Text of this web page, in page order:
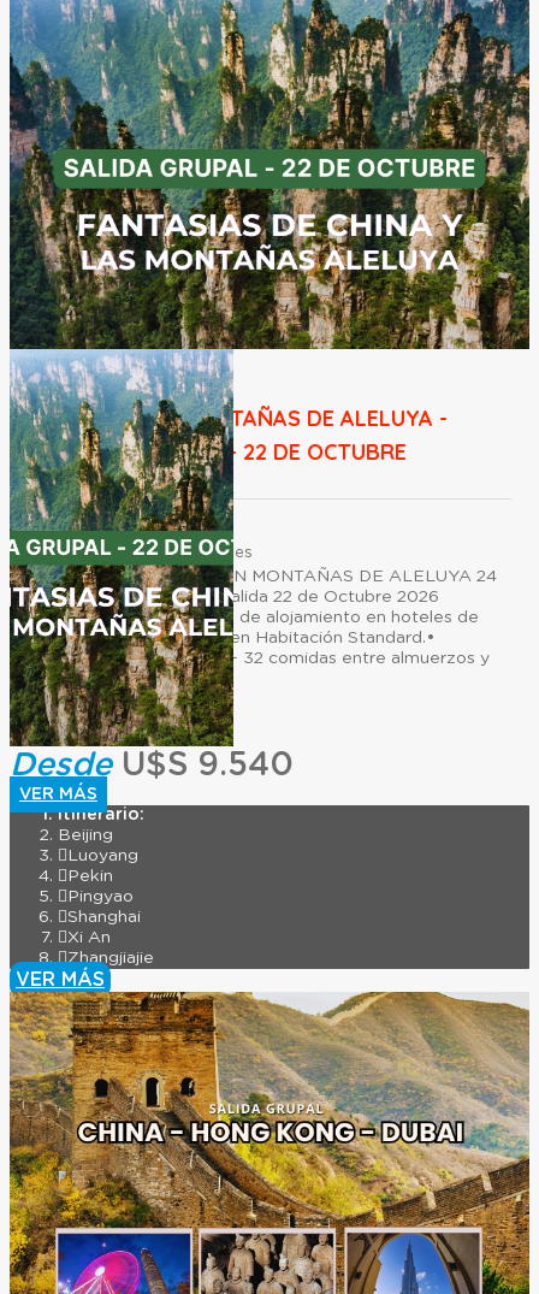
CHINA CON MONTAÑAS DE ALELUYA -
SALIDA GRUPAL - 22 DE OCTUBRE
Duración:
24 Días19Noches
GRUPAL CHINA CON MONTAÑAS DE ALELUYA 24
DÍAS / 19 NOCHES Salida 22 de Octubre 2026
INCLUYE • 19 noches de alojamiento en hoteles de
categoría 5 estrellas en Habitación Standard.•
Régimen: Desayuno + 32 comidas entre almuerzos y
cenas.• Aéreo ...
Desde U$S 9.540
VER MÁS
Itinerario:
Beijing
Luoyang
Pekin
Pingyao
Shanghai
Xi An
Zhangjiajie
VER MÁS